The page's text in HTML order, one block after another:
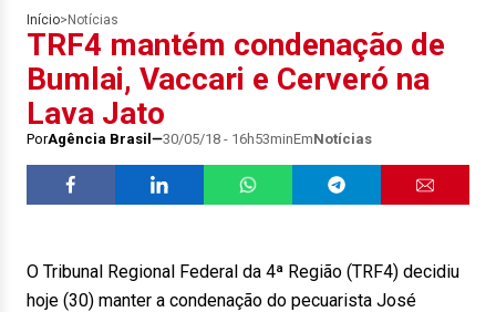
Início> Notícias
TRF4 mantém condenação de
Bumlai, Vaccari e Cerveró na
Lava Jato
PorAgência Brasil 30/05/18 - 16h53minEmNotícias
O Tribunal Regional Federal da 4ª Região (TRF4) decidiu
hoje (30) manter a condenação do pecuarista José